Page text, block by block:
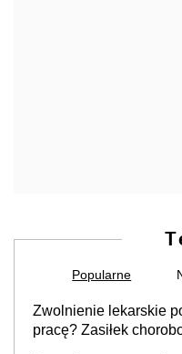
Popularne
Zwolnienie lekarskie
pracę? Zasiłek